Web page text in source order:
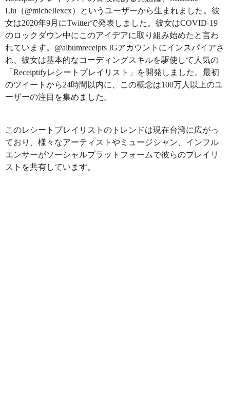
Liu（@micheIlexcx）というユーザーから生まれました。彼
女は2020年9月にTwitterで発表しました。彼女はCOVID-19
のロックダウン中にこのアイデアに取り組み始めたと言わ
れています。@albumreceipts IGアカウントにインスパイアさ
れ、彼女は基本的なコーディングスキルを駆使して人気の
「Receiptifyレシートプレイリスト」を開発しました。最初
のツイートから24時間以内に、この概念は100万人以上のユ
ーザーの注目を集めました。
このレシートプレイリストのトレンドは現在台湾に広がっ
ており、様々なアーティストやミュージシャン、インフル
エンサーがソーシャルプラットフォームで彼らのプレイリ
ストを共有しています。